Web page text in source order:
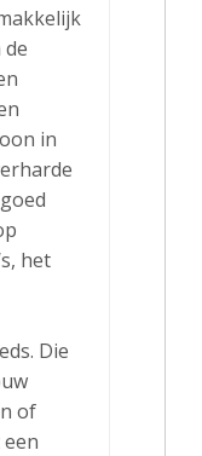
in
het
Die
of